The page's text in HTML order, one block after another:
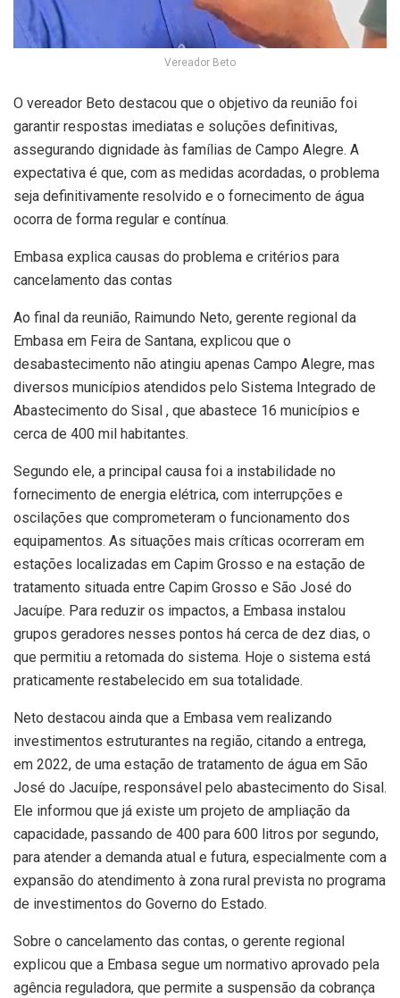
Vereador Beto
O vereador Beto destacou que o objetivo da reunião foi
garantir respostas imediatas e soluções definitivas,
assegurando dignidade às famílias de Campo Alegre. A
expectativa é que, com as medidas acordadas, o problema
seja definitivamente resolvido e o fornecimento de água
ocorra de forma regular e contínua.
Embasa explica causas do problema e critérios para
cancelamento das contas
Ao final da reunião, Raimundo Neto, gerente regional da
Embasa em Feira de Santana, explicou que o
desabastecimento não atingiu apenas Campo Alegre, mas
diversos municípios atendidos pelo Sistema Integrado de
Abastecimento do Sisal , que abastece 16 municípios e
cerca de 400 mil habitantes.
Segundo ele, a principal causa foi a instabilidade no
fornecimento de energia elétrica, com interrupções e
oscilações que comprometeram o funcionamento dos
equipamentos. As situações mais críticas ocorreram em
estações localizadas em Capim Grosso e na estação de
tratamento situada entre Capim Grosso e São José do
Jacuípe. Para reduzir os impactos, a Embasa instalou
grupos geradores nesses pontos há cerca de dez dias, o
que permitiu a retomada do sistema. Hoje o sistema está
praticamente restabelecido em sua totalidade.
Neto destacou ainda que a Embasa vem realizando
investimentos estruturantes na região, citando a entrega,
em 2022, de uma estação de tratamento de água em São
José do Jacuípe, responsável pelo abastecimento do Sisal.
Ele informou que já existe um projeto de ampliação da
capacidade, passando de 400 para 600 litros por segundo,
para atender a demanda atual e futura, especialmente com a
expansão do atendimento à zona rural prevista no programa
de investimentos do Governo do Estado.
Sobre o cancelamento das contas, o gerente regional
explicou que a Embasa segue um normativo aprovado pela
agência reguladora, que permite a suspensão da cobrança